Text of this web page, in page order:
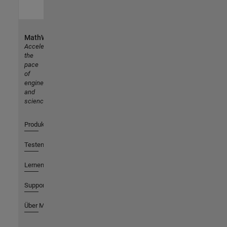
MathWorks
Accelerating
the
pace
of
engineering
and
science
Produkte
Testen oder Kaufen
Lernen
Support
Über MathWorks